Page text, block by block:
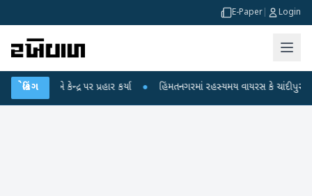
E-Paper Login
બ્રેકિંગ
કેન્દ્ર પર પ્રહાર કર્યા ● હિંમતનગરમાં રહસ્યમય વાયરસ કે ચાંદીપુરા? 6 બાળકોના